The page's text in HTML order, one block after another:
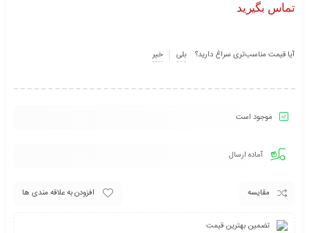
تماس بگیرید
آیا قیمت مناسب‌تری سراغ دارید؟ بلی خیر
موجود است
آماده ارسال
مقایسه افزودن به علاقه مندی ها
تضمین بهترین قیمت